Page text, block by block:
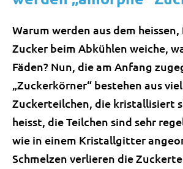
Warum werden aus dem
Zucker beim Abkühlen weiche,
Fäden? Nun, die am Anfang
„Zuckerkörner“ bestehen aus
Zuckerteilchen, die kristallisiert
heisst, die Teilchen sind sehr
wie in einem Kristallgitter
Schmelzen verlieren die